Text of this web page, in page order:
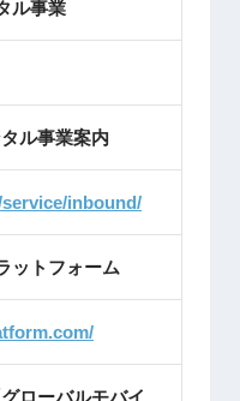
ル事業
ル事業案内
inbound/
ットフォーム